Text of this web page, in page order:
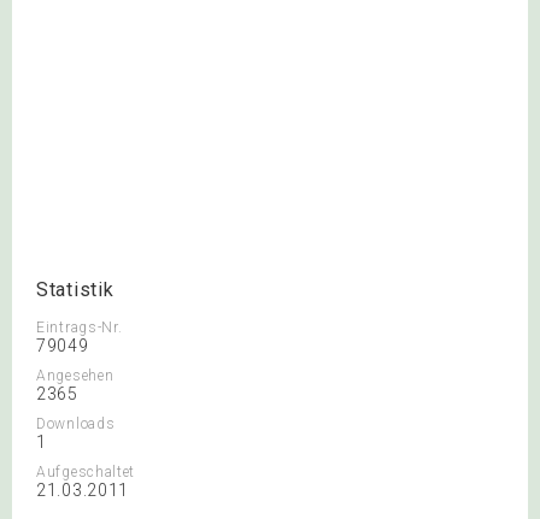
Statistik
Eintrags-Nr.
79049
Angesehen
2365
Downloads
1
Aufgeschaltet
21.03.2011